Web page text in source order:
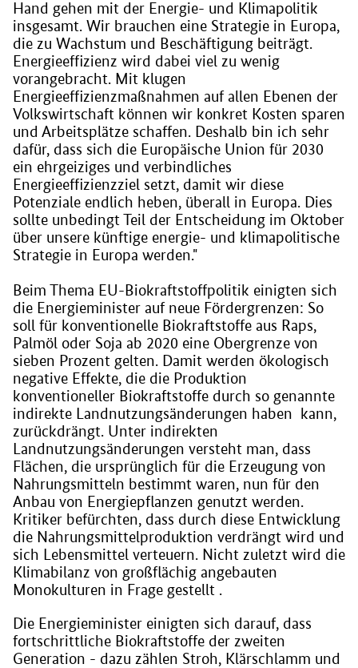
Hand gehen mit der Energie- und Klimapolitik
insgesamt. Wir brauchen eine Strategie in Europa,
die zu Wachstum und Beschäftigung beiträgt.
Energieeffizienz wird dabei viel zu wenig
vorangebracht. Mit klugen
Energieeffizienzmaßnahmen auf allen Ebenen der
Volkswirtschaft können wir konkret Kosten sparen
und Arbeitsplätze schaffen. Deshalb bin ich sehr
dafür, dass sich die Europäische Union für 2030
ein ehrgeiziges und verbindliches
Energieeffizienzziel setzt, damit wir diese
Potenziale endlich heben, überall in Europa. Dies
sollte unbedingt Teil der Entscheidung im Oktober
über unsere künftige energie- und klimapolitische
Strategie in Europa werden."
Beim Thema EU-Biokraftstoffpolitik einigten sich
die Energieminister auf neue Fördergrenzen: So
soll für konventionelle Biokraftstoffe aus Raps,
Palmöl oder Soja ab 2020 eine Obergrenze von
sieben Prozent gelten. Damit werden ökologisch
negative Effekte, die die Produktion
konventioneller Biokraftstoffe durch so genannte
indirekte Landnutzungsänderungen haben kann,
zurückdrängt. Unter indirekten
Landnutzungsänderungen versteht man, dass
Flächen, die ursprünglich für die Erzeugung von
Nahrungsmitteln bestimmt waren, nun für den
Anbau von Energiepflanzen genutzt werden.
Kritiker befürchten, dass durch diese Entwicklung
die Nahrungsmittelproduktion verdrängt wird und
sich Lebensmittel verteuern. Nicht zuletzt wird die
Klimabilanz von großflächig angebauten
Monokulturen in Frage gestellt .
Die Energieminister einigten sich darauf, dass
fortschrittliche Biokraftstoffe der zweiten
Generation - dazu zählen Stroh, Klärschlamm und